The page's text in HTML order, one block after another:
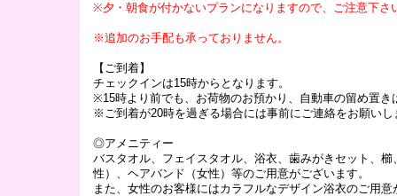
※夕・朝食が付かないプランになりますので、ご注意下さ
※追加のお手配も承っておりません。
【ご到着】
チェックインは15時からとなります。
※15時より前でも、お荷物のお預かり、自動車の留め置き
※ご到着が20時を過ぎる場合には事前にご連絡をお願いし
◎アメニティー
バスタオル、フェイスタオル、浴衣、歯みがきセット、櫛
性）、ヘアバンド（女性）等のご用意がございます。
また、女性のお客様にはカラフルなデザイン浴衣のご用意